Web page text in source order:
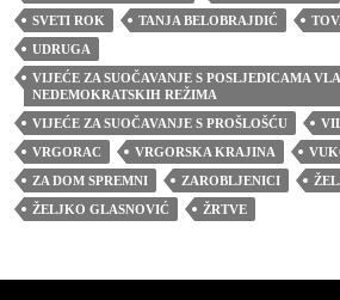
SVETI ROK
TANJA BELOBRAJDIĆ
UDRUGA
VIJEĆE ZA SUOČAVANJE S POSLJEDICAMA
NEDEMOKRATSKIH REŽIMA
VIJEĆE ZA SUOČAVANJE S PROŠLOŠĆU
VRGORAC
VRGORSKA KRAJINA
ZA DOM SPREMNI
ZAROBLJENICI
ŽELJKO GLASNOVIĆ
ŽRTVE